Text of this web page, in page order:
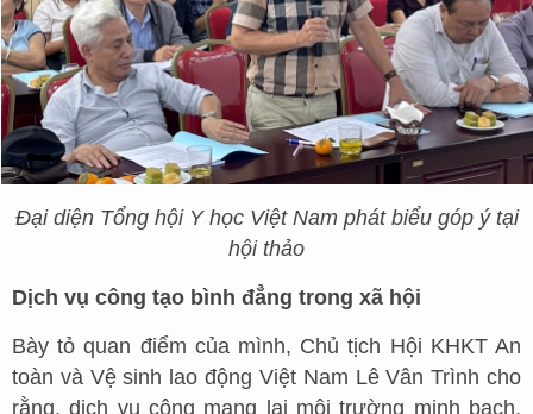
Đại diện Tổng hội Y học Việt Nam phát biểu góp ý tại
hội thảo
Dịch vụ công tạo bình đẳng trong xã hội
Bày tỏ quan điểm của mình, Chủ tịch Hội KHKT An
toàn và Vệ sinh lao động Việt Nam Lê Vân Trình cho
rằng, dịch vụ công mang lại môi trường minh bạch,